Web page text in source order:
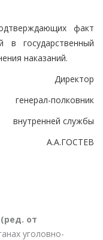
факт
в государственный
наказаний.
Директор
генерал-полковник
внутренней службы
А.А.ГОСТЕВ
от
уголовно-